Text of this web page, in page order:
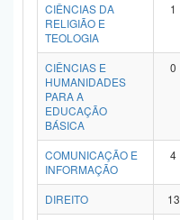
CIÊNCIAS DA
RELIGIÃO E
TEOLOGIA
1
CIÊNCIAS E
HUMANIDADES
PARA A
EDUCAÇÃO
BÁSICA
0
COMUNICAÇÃO E
INFORMAÇÃO
4
DIREITO 13